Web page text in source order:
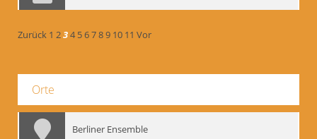
Zurück 1 234 56789 10 11 Vor
Orte
Berliner Ensemble